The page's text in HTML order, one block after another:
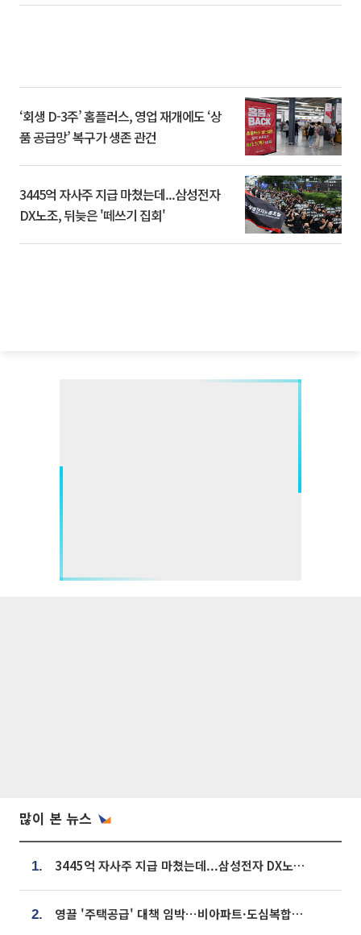
‘회생 D-3주’ 홈플러스, 영업 재개에도 ‘상
품 공급망’ 복구가 생존 관건
3445억 자사주 지급 마쳤는데...삼성전자
DX노조, 뒤늦은 '떼쓰기 집회'
많이 본 뉴스
1. 3445억 자사주 지급 마쳤는데...삼성전자 DX노조, 뒤늦은 '떼쓰기 집회'
2. 영끌 '주택공급' 대책 임박⋯비아파트·도심복합까지 총동원